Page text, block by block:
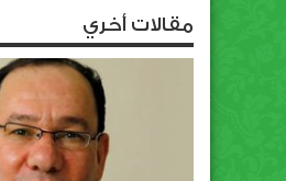
مقالات أخري